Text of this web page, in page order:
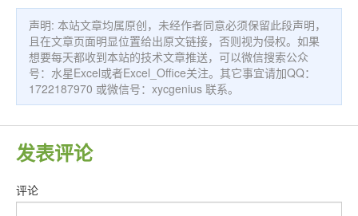
声明: 本站文章均属原创，未经作者同意必须保留此段声明，
且在文章页面明显位置给出原文链接，否则视为侵权。如果
想要每天都收到本站的技术文章推送，可以微信搜索公众
号：水星Excel或者Excel_Office关注。其它事宜请加QQ：
1722187970 或微信号：xycgenius 联系。
发表评论
评论